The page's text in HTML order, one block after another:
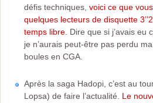
défis techniques, voici ce que
quelques lecteurs de disquette
temps libre . Dire que si j’avais eu
je n’aurais peut-être pas perdu
boules en CGA.
Après la saga Hadopi, c’est au
Lopsa) de faire l’actualité. Le